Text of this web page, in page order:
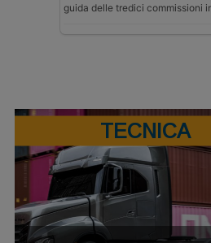
guida delle tredici commissioni
TECNICA